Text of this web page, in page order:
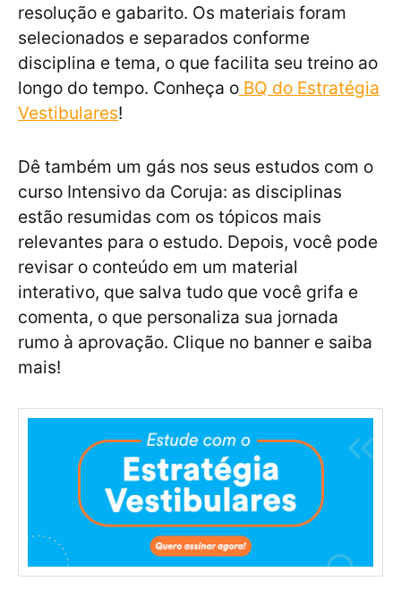
resolução e gabarito. Os materiais foram
selecionados e separados conforme
disciplina e tema, o que facilita seu treino ao
longo do tempo. Conheça o BQ do Estratégia
Vestibulares!
Dê também um gás nos seus estudos com o
curso Intensivo da Coruja: as disciplinas
estão resumidas com os tópicos mais
relevantes para o estudo. Depois, você pode
revisar o conteúdo em um material
interativo, que salva tudo que você grifa e
comenta, o que personaliza sua jornada
rumo à aprovação. Clique no banner e saiba
mais!